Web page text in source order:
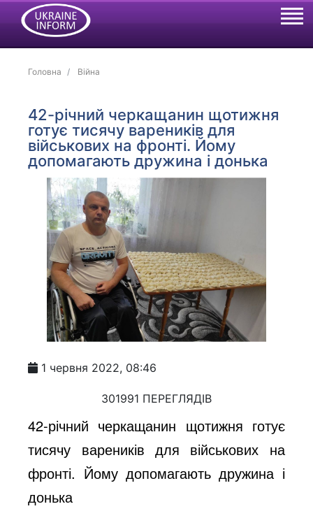
Головна Війна
42-річний черкащанин щотижня
готує тисячу вареників для
військових на фронті. Йому
допомагають дружина і донька
1 червня 2022, 08:46
301991 ПЕРЕГЛЯДІВ
42-річний черкащанин щотижня готує
тисячу вареників для військових на
фронті. Йому допомагають дружина і
донька